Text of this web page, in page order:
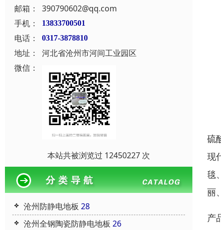
邮箱：
390790602@qq.com
手机：
13833700501
电话： 0317-3878810
地址：
河北省沧州市河间工业园区
微信：
本站共被浏览过 12450227 次
沧州防静电地板 28
沧州全钢陶瓷防静电地板 26
硫
现
毯
丽
产